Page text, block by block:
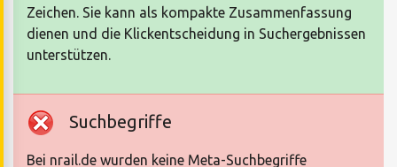
Zeichen. Sie kann als kompakte Zusammenfassung
dienen und die Klickentscheidung in Suchergebnissen
unterstützen.
Suchbegriffe
Bei nrail.de wurden keine Meta-Suchbegriffe